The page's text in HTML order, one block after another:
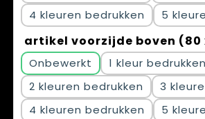
4
5
artikel voorzijde boven (80
Onbewerkt
1
2
3
4
5